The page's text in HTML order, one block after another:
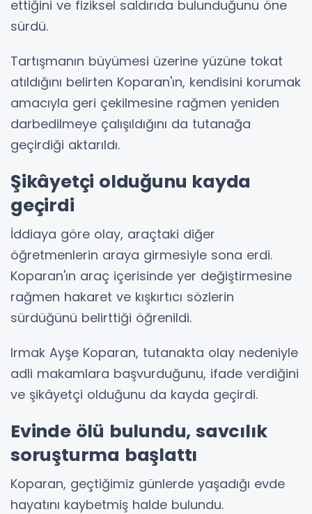
ettiğini ve fiziksel saldırıda bulunduğunu öne
sürdü.
Tartışmanın büyümesi üzerine yüzüne tokat
atıldığını belirten Koparan'ın, kendisini korumak
amacıyla geri çekilmesine rağmen yeniden
darbedilmeye çalışıldığını da tutanağa
geçirdiği aktarıldı.
Şikâyetçi olduğunu kayda
geçirdi
İddiaya göre olay, araçtaki diğer
öğretmenlerin araya girmesiyle sona erdi.
Koparan'ın araç içerisinde yer değiştirmesine
rağmen hakaret ve kışkırtıcı sözlerin
sürdüğünü belirttiği öğrenildi.
Irmak Ayşe Koparan, tutanakta olay nedeniyle
adli makamlara başvurduğunu, ifade verdiğini
ve şikâyetçi olduğunu da kayda geçirdi.
Evinde ölü bulundu, savcılık
soruşturma başlattı
Koparan, geçtiğimiz günlerde yaşadığı evde
hayatını kaybetmiş halde bulundu.